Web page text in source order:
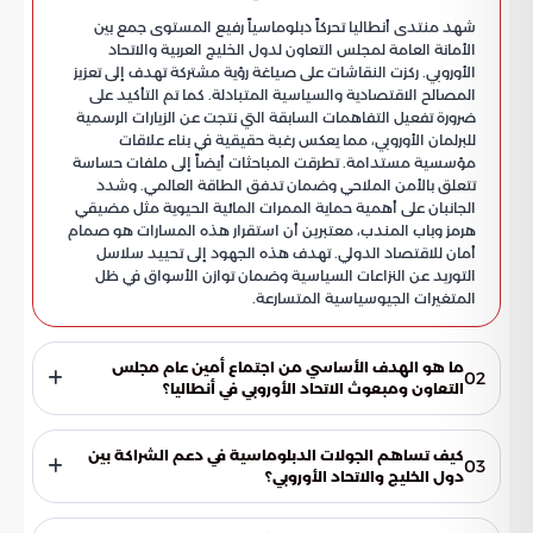
شهد منتدى أنطاليا تحركاً دبلوماسياً رفيع المستوى جمع بين
الأمانة العامة لمجلس التعاون لدول الخليج العربية والاتحاد
الأوروبي. ركزت النقاشات على صياغة رؤية مشتركة تهدف إلى تعزيز
المصالح الاقتصادية والسياسية المتبادلة. كما تم التأكيد على
ضرورة تفعيل التفاهمات السابقة التي نتجت عن الزيارات الرسمية
للبرلمان الأوروبي، مما يعكس رغبة حقيقية في بناء علاقات
مؤسسية مستدامة. تطرقت المباحثات أيضاً إلى ملفات حساسة
تتعلق بالأمن الملاحي وضمان تدفق الطاقة العالمي. وشدد
الجانبان على أهمية حماية الممرات المائية الحيوية مثل مضيقي
هرمز وباب المندب، معتبرين أن استقرار هذه المسارات هو صمام
أمان للاقتصاد الدولي. تهدف هذه الجهود إلى تحييد سلاسل
التوريد عن النزاعات السياسية وضمان توازن الأسواق في ظل
المتغيرات الجيوسياسية المتسارعة.
02ما هو الهدف الأساسي من اجتماع أمين عام مجلس
التعاون ومبعوث الاتحاد الأوروبي في أنطاليا؟
تركز الاجتماع بشكل رئيسي على وضع آليات عمل مشتركة تهدف إلى
تطوير العلاقات الثنائية بين المنظومتين الإقليميتين. وسعى
الطرفان من خلال هذه المباحثات إلى متابعة نتائج التواصل
الدبلوماسي الأخير، بما في ذلك الزيارات الرسمية للبرلمان الأوروبي،
للوصول إلى تفاهمات تخدم المصالح الاستراتيجية المشتركة في
03كيف تساهم الجولات الدبلوماسية في دعم الشراكة بين
دول الخليج والاتحاد الأوروبي؟
تعتبر الجولات الدبلوماسية التي ينفذها كبار المسؤولين وسيلة